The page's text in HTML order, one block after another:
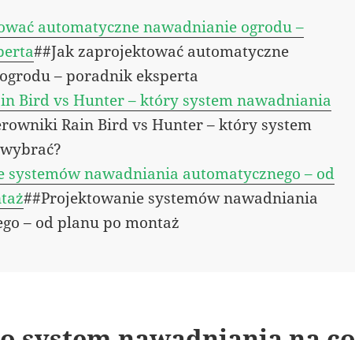
automatyczne nawadnianie ogrodu –
##Jak zaprojektować automatyczne
– poradnik eksperta
Bird vs Hunter – który system nawadniania
Rain Bird vs Hunter – który system
systemów nawadniania automatycznego – od
##Projektowanie systemów nawadniania
– od planu po montaż